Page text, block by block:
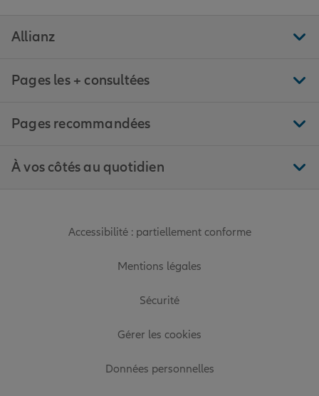
Allianz
Pages les + consultées
Pages recommandées
À vos côtés au quotidien
Accessibilité : partiellement conforme
Mentions légales
Sécurité
Gérer les cookies
Données personnelles